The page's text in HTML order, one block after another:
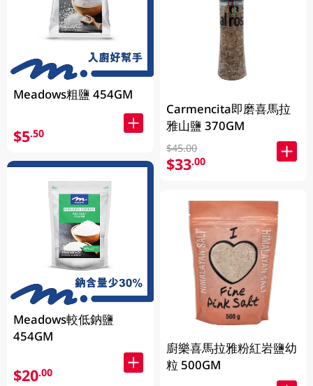
Meadows粗鹽 454GM
$5.50
Meadows較低鈉鹽
454GM
$20.00
Carmencita即磨喜馬拉
雅山鹽 370GM
$45.00
$33.00
廚樂喜馬拉雅粉紅岩鹽幼
粒 500GM